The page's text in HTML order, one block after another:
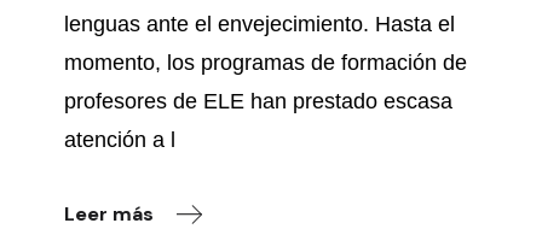
lenguas ante el envejecimiento. Hasta el
momento, los programas de formación de
profesores de ELE han prestado escasa
atención a l
Leer más